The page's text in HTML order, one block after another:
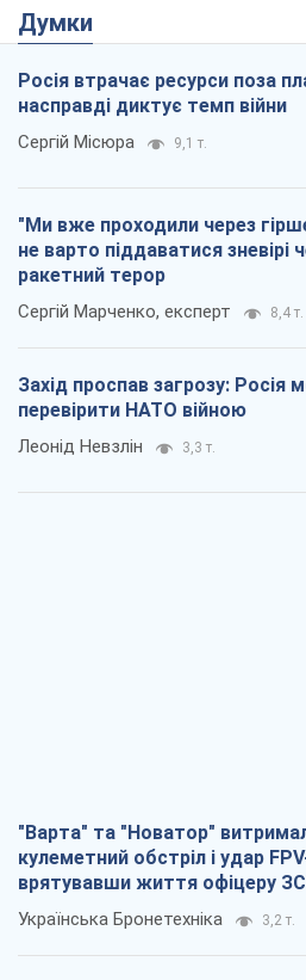
Думки
Росія втрачає ресурси поза
насправді диктує темп війни
Сергій Місюра 9,1 т.
"Ми вже проходили через
не варто піддаватися зневірі
ракетний терор
Сергій Марченко, експерт 8,4 т.
Захід проспав загрозу: Росія
перевірити НАТО війною
Леонід Невзлін 3,3 т.
"Варта" та "Новатор"
кулеметний обстріл і удар
врятувавши життя офіцеру
Українська Бронетехніка 3,2 т.